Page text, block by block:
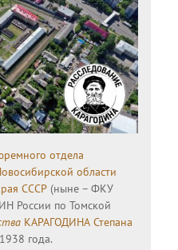
отдела
области
СССР (ныне – ФКУ
России по Томской
КАРАГОДИНА Степана
года.